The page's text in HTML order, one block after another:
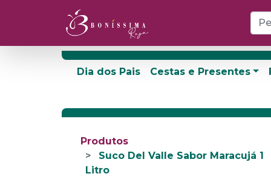
Dia dos Pais Cestas e Presentes
Produtos
Suco Del Valle Sabor Maracujá 1
Litro